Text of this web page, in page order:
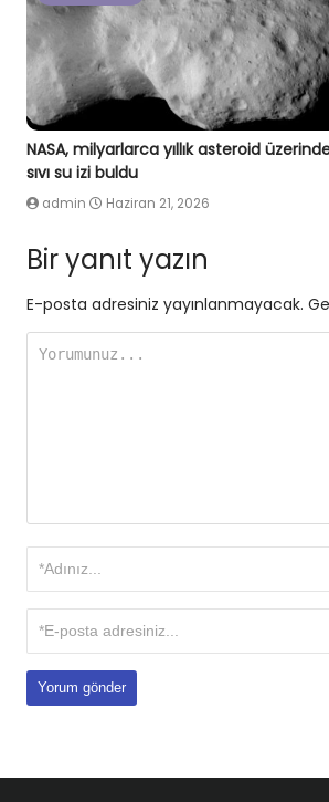
NASA, milyarlarca yıllık asteroid
sıvı su izi buldu
admin Haziran 21, 2026
Bir yanıt yazın
E-posta adresiniz yayınlanmayacak.